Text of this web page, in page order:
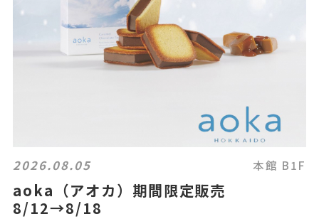
2026.08.05 本館 B1F
aoka（アオカ）期間限定販売
8/12→8/18